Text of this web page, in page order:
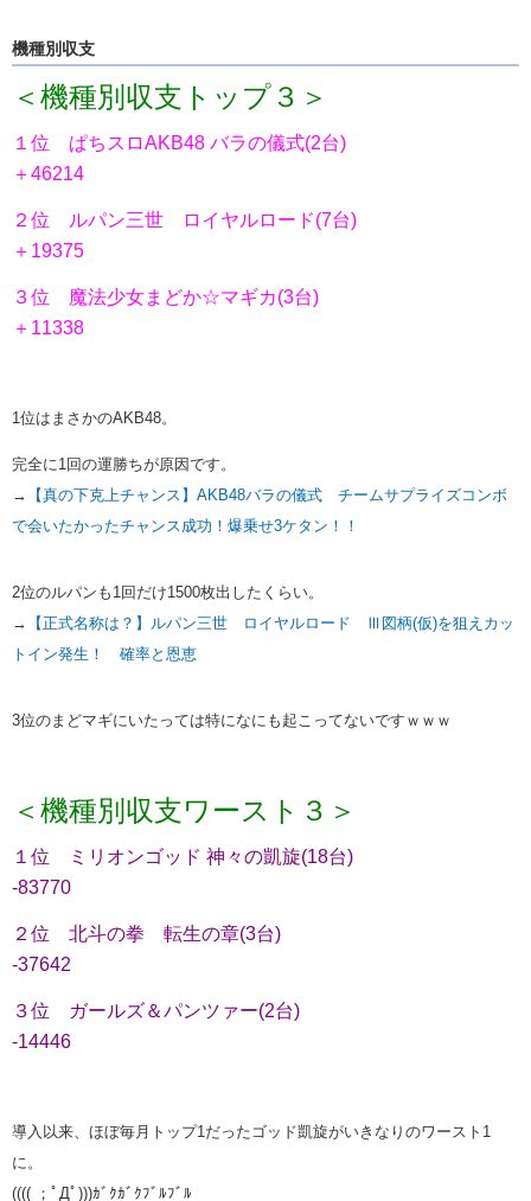
機種別収支
＜機種別収支トップ３＞
１位 ぱちスロAKB48 バラの儀式(2台)
＋46214
２位 ルパン三世 ロイヤルロード(7台)
＋19375
３位 魔法少女まどか☆マギカ(3台)
＋11338
1位はまさかのAKB48。
完全に1回の運勝ちが原因です。
→
【真の下克上チャンス】AKB48バラの儀式 チームサプライズコンボ
で会いたかったチャンス成功！爆乗せ3ケタン！！
2位のルパンも1回だけ1500枚出したくらい。
→
【正式名称は？】ルパン三世 ロイヤルロード Ⅲ図柄(仮)を狙えカッ
トイン発生！ 確率と恩恵
3位のまどマギにいたっては特になにも起こってないですｗｗｗ
＜機種別収支ワースト３＞
１位 ミリオンゴッド 神々の凱旋(18台)
-83770
２位 北斗の拳 転生の章(3台)
-37642
３位 ガールズ＆パンツァー(2台)
-14446
導入以来、ほぼ毎月トップ1だったゴッド凱旋がいきなりのワースト1
に。
(((( ；ﾟДﾟ)))ｶﾞｸｶﾞｸﾌﾞﾙﾌﾞﾙ